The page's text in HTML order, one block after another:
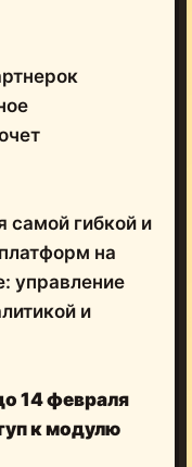
самой гибкой и
на
управление
и
14 февраля
к модулю